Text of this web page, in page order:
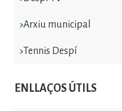
Arxiu municipal
Tennis Despí
ENLLAÇOS ÚTILS